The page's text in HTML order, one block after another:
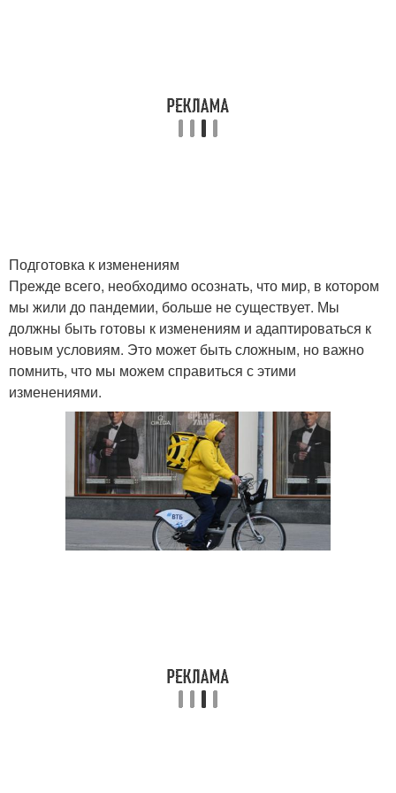
Подготовка к изменениям
Прежде всего, необходимо осознать, что мир, в котором
мы жили до пандемии, больше не существует. Мы
должны быть готовы к изменениям и адаптироваться к
новым условиям. Это может быть сложным, но важно
помнить, что мы можем справиться с этими
изменениями.